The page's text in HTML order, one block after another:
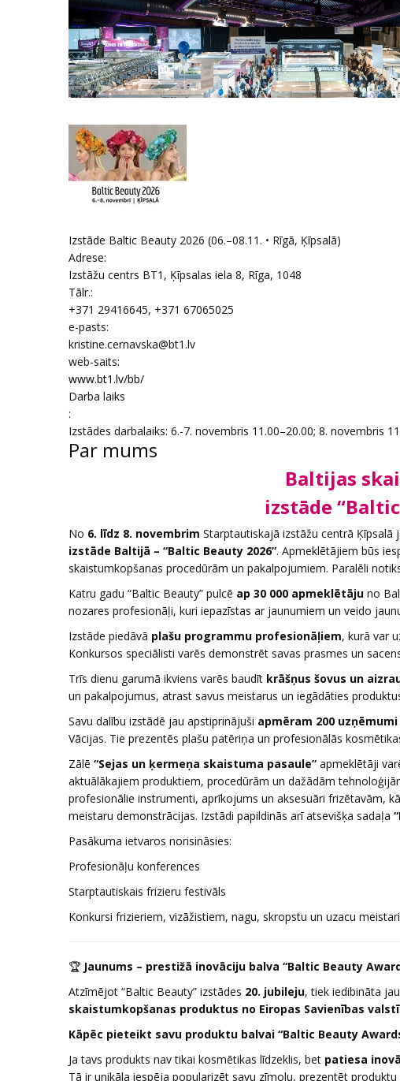
Izstāde Baltic Beauty 2026 (06.–08.11. • Rīgā, Ķīpsalā)
Adrese:
Izstāžu centrs BT1, Ķīpsalas iela 8, Rīga, 1048
Tālr.:
+371 29416645, +371 67065025
e-pasts:
kristine.cernavska@bt1.lv
web-saits:
www.bt1.lv/bb/
Darba laiks
:
Izstādes darbalaiks: 6.-7. novembris 11.00–20.00; 8. novembris
Par mums
Baltijas
izstāde
No 6. līdz 8. novembrim Starptautiskajā izstāžu centrā Ķīpsalā
izstāde Baltijā – “Baltic Beauty 2026”. Apmeklētājiem būs
skaistumkopšanas procedūrām un pakalpojumiem. Paralēli
Katru gadu “Baltic Beauty” pulcē ap 30 000 apmeklētāju no
nozares profesionāļi, kuri iepazīstas ar jaunumiem un veido
Izstāde piedāvā plašu programmu profesionāļiem, kurā var
Konkursos speciālisti varēs demonstrēt savas prasmes un
Trīs dienu garumā ikviens varēs baudīt krāšņus šovus un
un pakalpojumus, atrast savus meistarus un iegādāties
Savu dalību izstādē jau apstiprinājuši apmēram 200 uzņēmumi
Vācijas. Tie prezentēs plašu patēriņa un profesionālās
Zālē “Sejas un ķermeņa skaistuma pasaule” apmeklētāji
aktuālākajiem produktiem, procedūrām un dažādām
profesionālie instrumenti, aprīkojums un aksesuāri frizētavām,
meistaru demonstrācijas. Izstādi papildinās arī atsevišķa sadaļa
Pasākuma ietvaros norisināsies:
Profesionāļu konferences
Starptautiskais frizieru festivāls
Konkursi frizieriem, vizāžistiem, nagu, skropstu un uzacu
🏆 Jaunums – prestižā inovāciju balva “Baltic Beauty
Atzīmējot “Baltic Beauty” izstādes 20. jubileju, tiek iedibināta
skaistumkopšanas produktus no Eiropas Savienības
Kāpēc pieteikt savu produktu balvai “Baltic Beauty
Ja tavs produkts nav tikai kosmētikas līdzeklis, bet patiesa
Tā ir unikāla iespēja popularizēt savu zīmolu, prezentēt